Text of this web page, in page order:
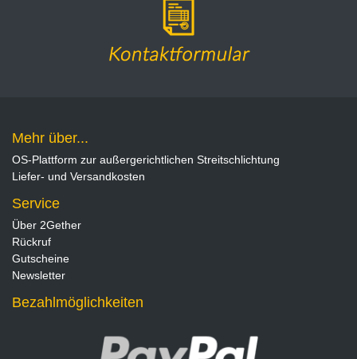
Mehr über...
OS-Plattform zur außergerichtlichen Streitschlichtung
Liefer- und Versandkosten
Service
Über 2Gether
Rückruf
Gutscheine
Newsletter
Bezahlmöglichkeiten